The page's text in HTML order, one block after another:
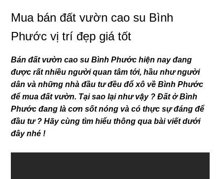
Mua bán đất vườn cao su Bình
Phước vị trí đẹp giá tốt
Bán đất vườn cao su Bình Phước hiện nay đang
được rất nhiều người quan tâm tới, hầu như người
dân và những nhà đầu tư đều đổ xô về Bình Phước
để mua đất vườn. Tại sao lại như vậy ? Đất ở Bình
Phước đang là cơn sốt nóng và có thực sự đáng để
đầu tư ? Hãy cùng tìm hiểu thông qua bài viết dưới
đây nhé !